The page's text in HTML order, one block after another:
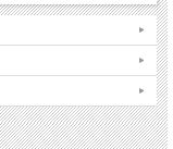
中のドリンクの